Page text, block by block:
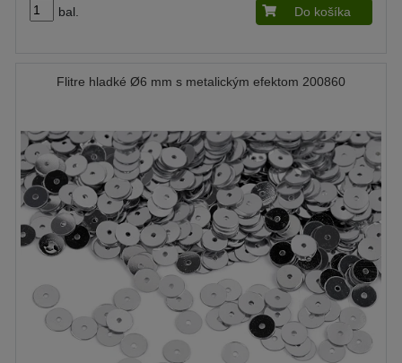
bal. Do košíka
Flitre hladké Ø6 mm s metalickým efektom 200860